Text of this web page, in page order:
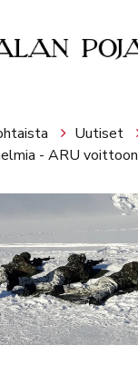
Uutiset
- ARU voittoon